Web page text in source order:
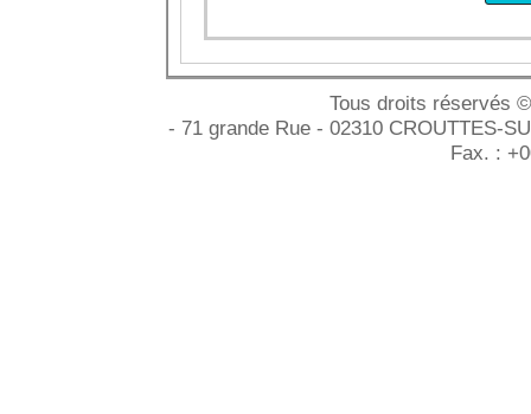
Tous droits réservés
- 71 grande Rue - 02310 CROUTTES-
Fax. :